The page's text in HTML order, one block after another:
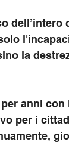
dell’intero
la
anni
per i